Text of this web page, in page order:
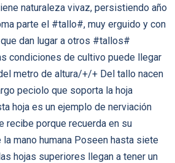
naturaleza vivaz, persistiendo año
parte el #tallo#, muy erguido y con
dan lugar a otros #tallos#
condiciones de cultivo puede llegar
metro de altura/+/+ Del tallo nacen
peciolo que soporta la hoja
hoja es un ejemplo de nerviación
recibe porque recuerda en su
mano humana Poseen hasta siete
hojas superiores llegan a tener un